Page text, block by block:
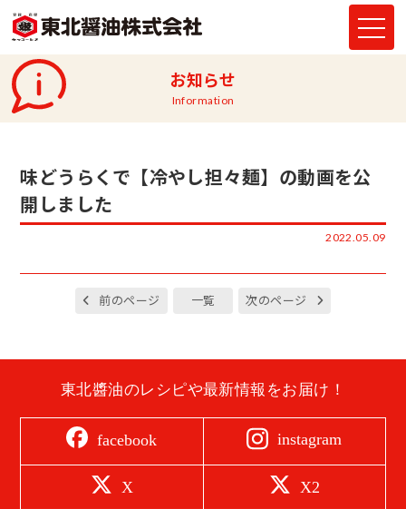
お知らせ
Information
味どうらくで【冷やし担々麺】の動画を公
開しました
2022.05.09
前のページ 一覧 次のページ
東北醬油のレシピや最新情報をお届け！
facebook instagram
X X2